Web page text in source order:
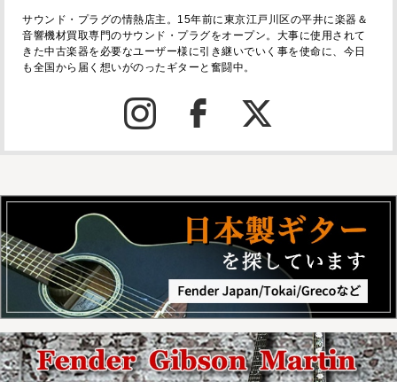
サウンド・プラグの情熱店主。15年前に東京江戸川区の平井に楽器＆
音響機材買取専門のサウンド・プラグをオープン。大事に使用されて
きた中古楽器を必要なユーザー様に引き継いでいく事を使命に、今日
も全国から届く想いがのったギターと奮闘中。